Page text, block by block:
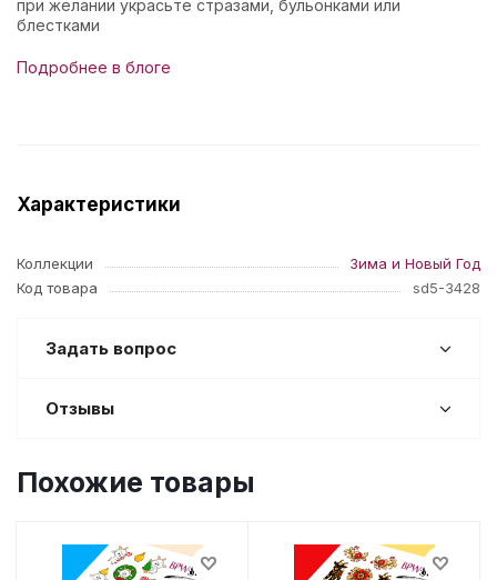
при желании украсьте стразами, бульонками или
блестками
Подробнее в блоге
Характеристики
Коллекции
Зима и Новый Год
Код товара
sd5-3428
Задать вопрос
Отзывы
Похожие товары